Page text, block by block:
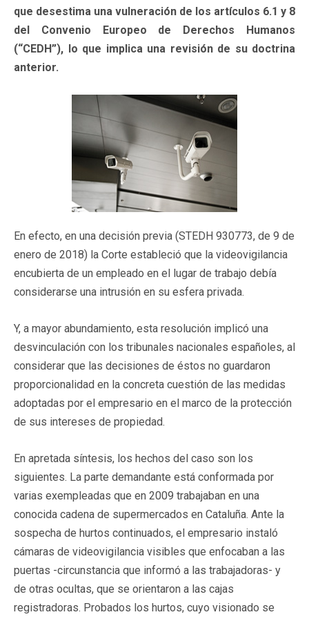
que desestima una vulneración de los artículos 6.1 y 8
del Convenio Europeo de Derechos Humanos
(“CEDH”), lo que implica una revisión de su doctrina
anterior.
En efecto, en una decisión previa (STEDH 930773, de 9 de
enero de 2018) la Corte estableció que la videovigilancia
encubierta de un empleado en el lugar de trabajo debía
considerarse una intrusión en su esfera privada.
Y, a mayor abundamiento, esta resolución implicó una
desvinculación con los tribunales nacionales españoles, al
considerar que las decisiones de éstos no guardaron
proporcionalidad en la concreta cuestión de las medidas
adoptadas por el empresario en el marco de la protección
de sus intereses de propiedad.
En apretada síntesis, los hechos del caso son los
siguientes. La parte demandante está conformada por
varias exempleadas que en 2009 trabajaban en una
conocida cadena de supermercados en Cataluña. Ante la
sospecha de hurtos continuados, el empresario instaló
cámaras de videovigilancia visibles que enfocaban a las
puertas -circunstancia que informó a las trabajadoras- y
de otras ocultas, que se orientaron a las cajas
registradoras. Probados los hurtos, cuyo visionado se